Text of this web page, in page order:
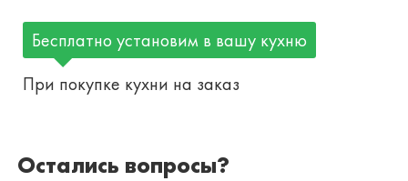
Бесплатно установим в вашу кухню
При покупке кухни на заказ
Остались вопросы?